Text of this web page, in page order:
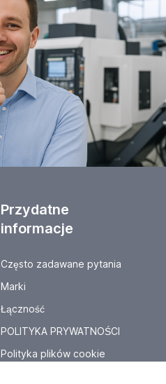
Przydatne
informacje
Często zadawane pytania
Marki
Łączność
POLITYKA PRYWATNOŚCI
Polityka plików cookie